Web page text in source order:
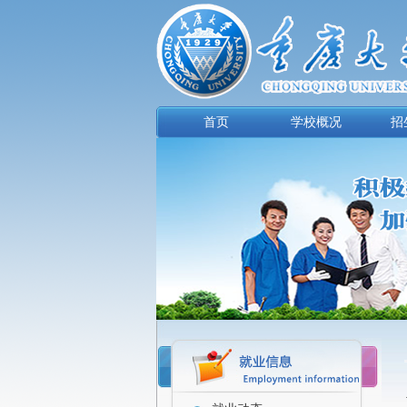
首页 学校概况 招